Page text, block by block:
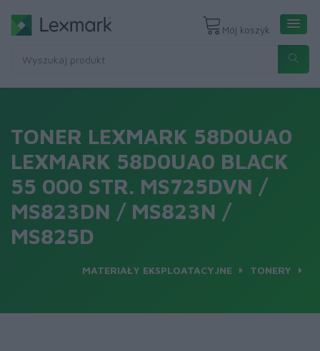
Mój koszyk
TONER LEXMARK 58D0UA0
LEXMARK 58D0UA0 BLACK
55 000 STR. MS725DVN /
MS823DN / MS823N /
MS825D
MATERIAŁY EKSPLOATACYJNE TONERY